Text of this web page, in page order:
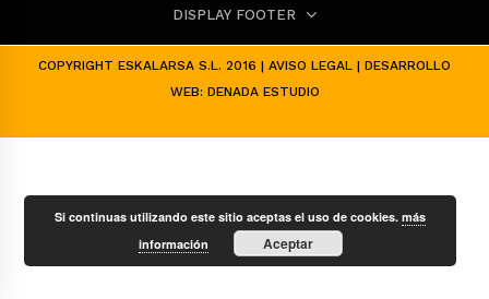
DISPLAY FOOTER
COPYRIGHT ESKALARSA S.L. 2016 | AVISO LEGAL | DESARROLLO
WEB: DENADA ESTUDIO
Si continuas utilizando este sitio aceptas el uso de cookies.más
información
Aceptar